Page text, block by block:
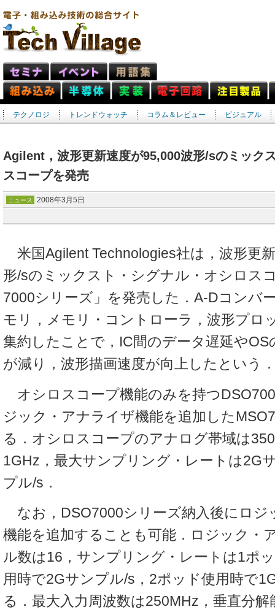
テクノロジ トレンドウォッチ コラム＆レビュー ビジュアル
Agilent，波形更新速度が95,000波形/sのミック
スコープを発売
ニュース 2008年3月5日
米国Agilent Technologies社は，波形更
形/sのミックスト・シグナル・オシロス
7000シリーズ」を発売した．A-Dコンバ
モリ，メモリ・コントローラ，波形プロ
集約したことで，IC間のデータ遅延やOS
が減り，波形描画速度が向上したという
オシロスコープ機能のみを持つ
ジック・アナライザ機能を追加した
る．オシロスコープのアナログ帯域は
1GHz，最大サンプリング・レートは2G
プル/s．
なお，DSO7000シリーズ納入後にロジ
機能を追加することも可能．ロジック・
ル数は16，サンプリング・レートは1ポ
用時で2Gサンプル/s，2ポッド使用時で
る．最大入力周波数は250MHz，垂直分